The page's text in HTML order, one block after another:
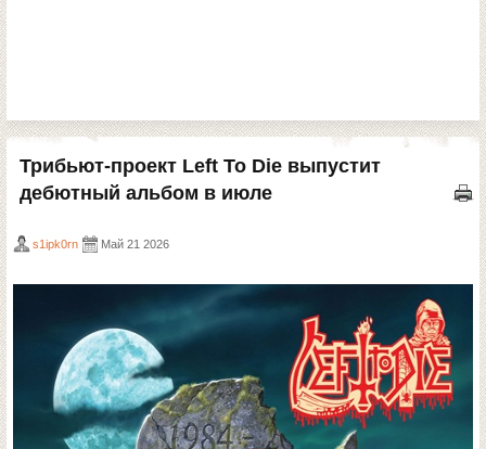
Трибьют-проект Left To Die выпустит
дебютный альбом в июле
s1ipk0rn Май 21 2026